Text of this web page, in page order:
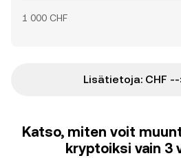
1 000 CHF
Lisätietoja: CHF --
Katso, miten voit
kryptoiksi vain 3